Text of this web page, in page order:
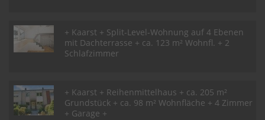
+ Kaarst + Split-Level-Wohnung auf 4 Ebenen
mit Dachterrasse + ca. 123 m² Wohnfl. + 2
Schlafzimmer
+ Kaarst + Reihenmittelhaus + ca. 205 m²
Grundstück + ca. 98 m² Wohnfläche + 4 Zimmer
+ Garage +